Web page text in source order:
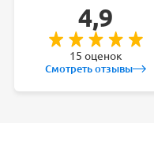
4,9
15 оценок
Смотреть отзывы